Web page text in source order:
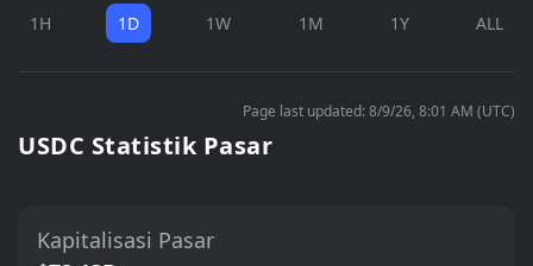
1H 1D 1W 1M 1Y ALL
Page last updated: 8/9/26, 8:01 AM (UTC)
USDC Statistik Pasar
Kapitalisasi Pasar